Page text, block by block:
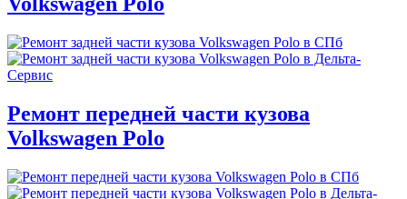
Ремонт передней части кузова
Volkswagen Polo